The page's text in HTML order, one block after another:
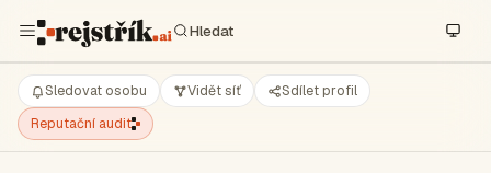
Sledovat osobu Vidět síť
Sdílet profil
Reputační audit